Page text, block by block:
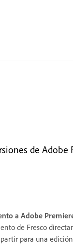
de Adobe
a Adobe
de Fresco
para una